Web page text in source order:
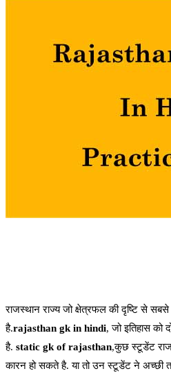
राजस्थान राज्य जो क्षेत्रफल की दृष्टि से सबसे
है.rajasthan gk in hindi, जो इतिहास को
है. static gk of rajasthan,कुछ स्टूडेंट
कारन हो सकते है. या तो उन स्टूडेंट ने अच्छी